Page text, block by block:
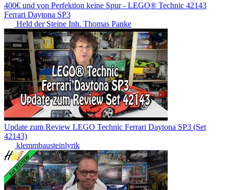
400€ und von Perfektion keine Spur - LEGO® Technic 42143
Ferrari Daytona SP3
Held der Steine Inh. Thomas Panke
Update zum Review LEGO Technic Ferrari Daytona SP3 (Set
42143)
klemmbausteinlyrik